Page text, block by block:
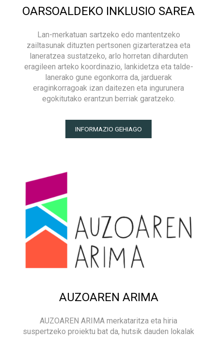
OARSOALDEKO INKLUSIO SAREA
Lan-merkatuan sartzeko edo mantentzeko
zailtasunak dituzten pertsonen gizarteratzea eta
laneratzea sustatzeko, arlo horretan diharduten
eragileen arteko koordinazio, lankidetza eta talde-
lanerako gune egonkorra da, jarduerak
eraginkorragoak izan daitezen eta ingurunera
egokitutako erantzun berriak garatzeko.
INFORMAZIO GEHIAGO
AUZOAREN ARIMA
AUZOAREN ARIMA merkataritza eta hiria
suspertzeko proiektu bat da, hutsik dauden lokalak